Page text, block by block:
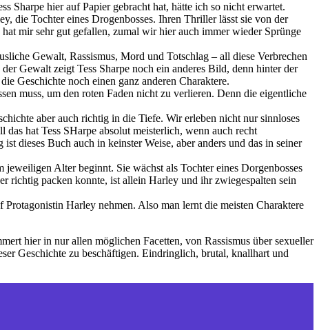
Sharpe hier auf Papier gebracht hat, hätte ich so nicht erwartet.
die Tochter eines Drogenbosses. Ihren Thriller lässt sie von der
mir sehr gut gefallen, zumal wir hier auch immer wieder Sprünge
Gewalt, Rassismus, Mord und Totschlag – all diese Verbrechen
Gewalt zeigt Tess Sharpe noch ein anderes Bild, denn hinter der
Geschichte noch einen ganz anderen Charaktere.
muss, um den roten Faden nicht zu verlieren. Denn die eigentliche
aber auch richtig in die Tiefe. Wir erleben nicht nur sinnloses
hat Tess SHarpe absolut meisterlich, wenn auch recht
dieses Buch auch in keinster Weise, aber anders und das in seiner
Alter beginnt. Sie wächst als Tochter eines Dorgenbosses
richtig packen konnte, ist allein Harley und ihr zwiegespalten sein
Harley nehmen. Also man lernt die meisten Charaktere
hier in nur allen möglichen Facetten, von Rassismus über sexueller
Geschichte zu beschäftigen. Eindringlich, brutal, knallhart und